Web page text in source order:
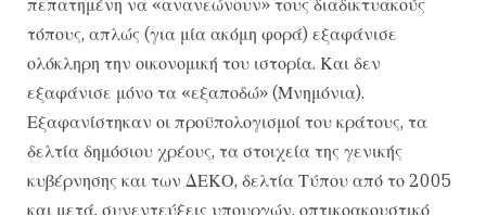
πεπατημένη να «ανανεώνουν» τους διαδικτυακούς
τόπους, απλώς (για μία ακόμη φορά) εξαφάνισε
ολόκληρη την οικονομική του ιστορία. Και δεν
εξαφάνισε μόνο τα «εξαποδώ» (Μνημόνια).
Εξαφανίστηκαν οι προϋπολογισμοί του κράτους, τα
δελτία δημόσιου χρέους, τα στοιχεία της γενικής
κυβέρνησης και των ΔΕΚΟ, δελτία Τύπου από το 2005
και μετά, συνεντεύξεις υπουργών, οπτικοακουστικό